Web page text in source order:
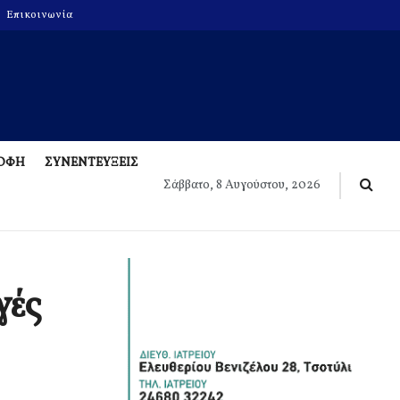
Επικοινωνία
ΣΥΝΕΝΤΕΥΞΕΙΣ
Σάββατο, 8 Αυγούστου, 2026